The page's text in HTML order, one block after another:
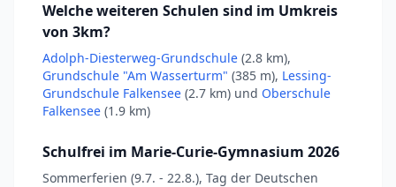
Welche weiteren Schulen sind im Umkreis
von 3km?
Adolph-Diesterweg-Grundschule (2.8 km),
Grundschule "Am Wasserturm" (385 m), Lessing-
Grundschule Falkensee (2.7 km) und Oberschule
Falkensee (1.9 km)
Schulfrei im Marie-Curie-Gymnasium 2026
Sommerferien (9.7. - 22.8.), Tag der Deutschen